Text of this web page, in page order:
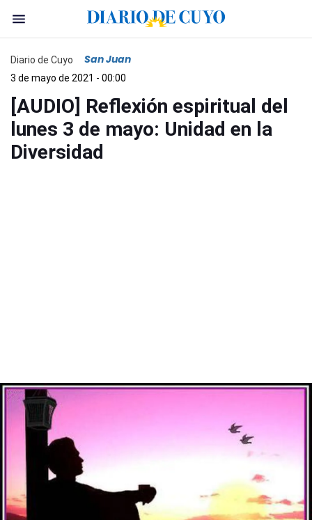
Diario de Cuyo San Juan
3 de mayo de 2021 - 00:00
[AUDIO] Reflexión espiritual del
lunes 3 de mayo: Unidad en la
Diversidad